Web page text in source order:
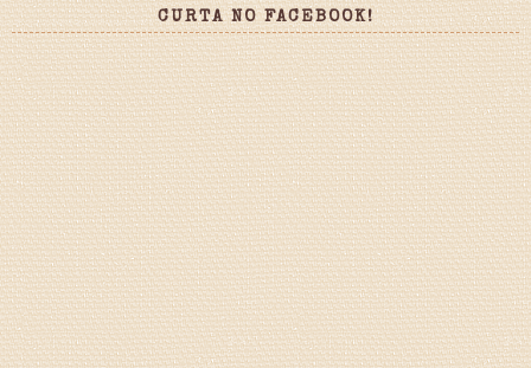
CURTA NO FACEBOOK!